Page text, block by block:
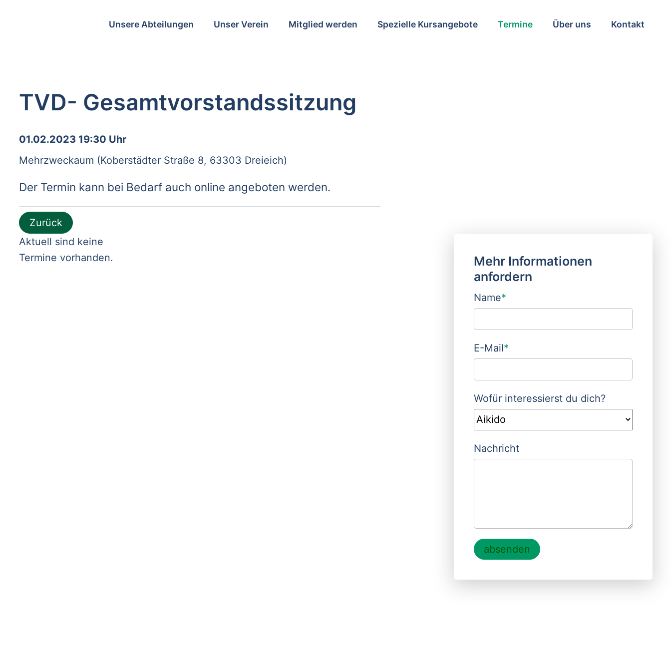
Unsere Abteilungen Unser Verein Mitglied werden Spezielle Kursangebote Termine Über uns Kontakt
TVD- Gesamtvorstandssitzung
01.02.2023 19:30 Uhr
Mehrzweckaum (Koberstädter Straße 8, 63303 Dreieich)
Der Termin kann bei Bedarf auch online angeboten werden.
Zurück
Aktuell sind keine
Termine vorhanden.
Mehr Informationen
anfordern
Name*
E-Mail*
Wofür interessierst du dich?
Nachricht
absenden